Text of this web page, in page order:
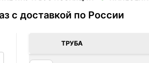
с доставкой по России
ТРУБА